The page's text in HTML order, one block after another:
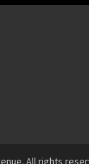
All rights